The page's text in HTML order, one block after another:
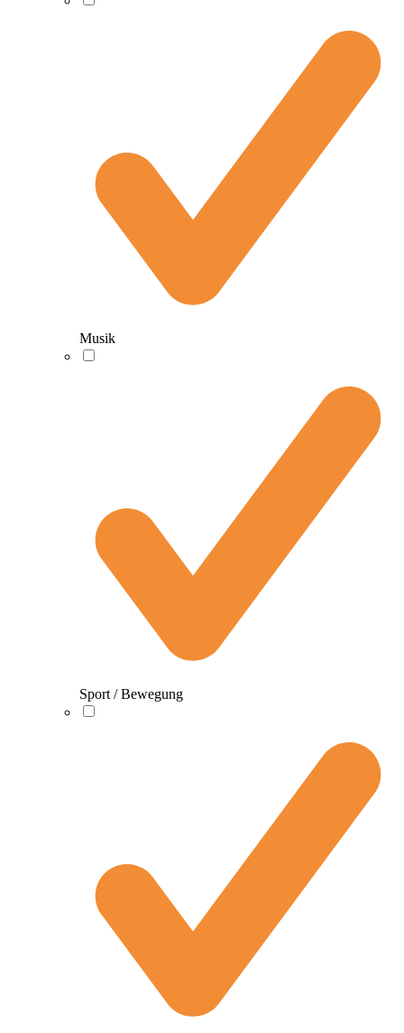
Musik
Sport / Bewegung